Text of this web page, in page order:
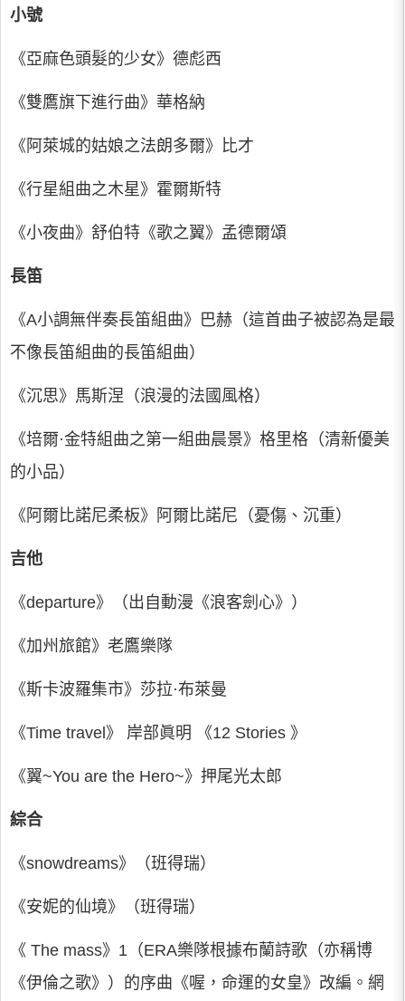
小號
《亞麻色頭髮的少女》德彪西
《雙鷹旗下進行曲》華格納
《阿萊城的姑娘之法朗多爾》比才
《行星組曲之木星》霍爾斯特
《小夜曲》舒伯特《歌之翼》孟德爾頌
長笛
《A小調無伴奏長笛組曲》巴赫（這首曲子被認為是最
不像長笛組曲的長笛組曲）
《沉思》馬斯涅（浪漫的法國風格）
《培爾·金特組曲之第一組曲晨景》格里格（清新優美
的小品）
《阿爾比諾尼柔板》阿爾比諾尼（憂傷、沉重）
吉他
《departure》（出自動漫《浪客劍心》）
《加州旅館》老鷹樂隊
《斯卡波羅集市》莎拉·布萊曼
《Time travel》 岸部眞明 《12 Stories 》
《翼~You are the Hero~》押尾光太郎
綜合
《snowdreams》（班得瑞）
《安妮的仙境》（班得瑞）
《 The mass》1（ERA樂隊根據布蘭詩歌（亦稱博
《伊倫之歌》）的序曲《喔，命運的女皇》改編。網